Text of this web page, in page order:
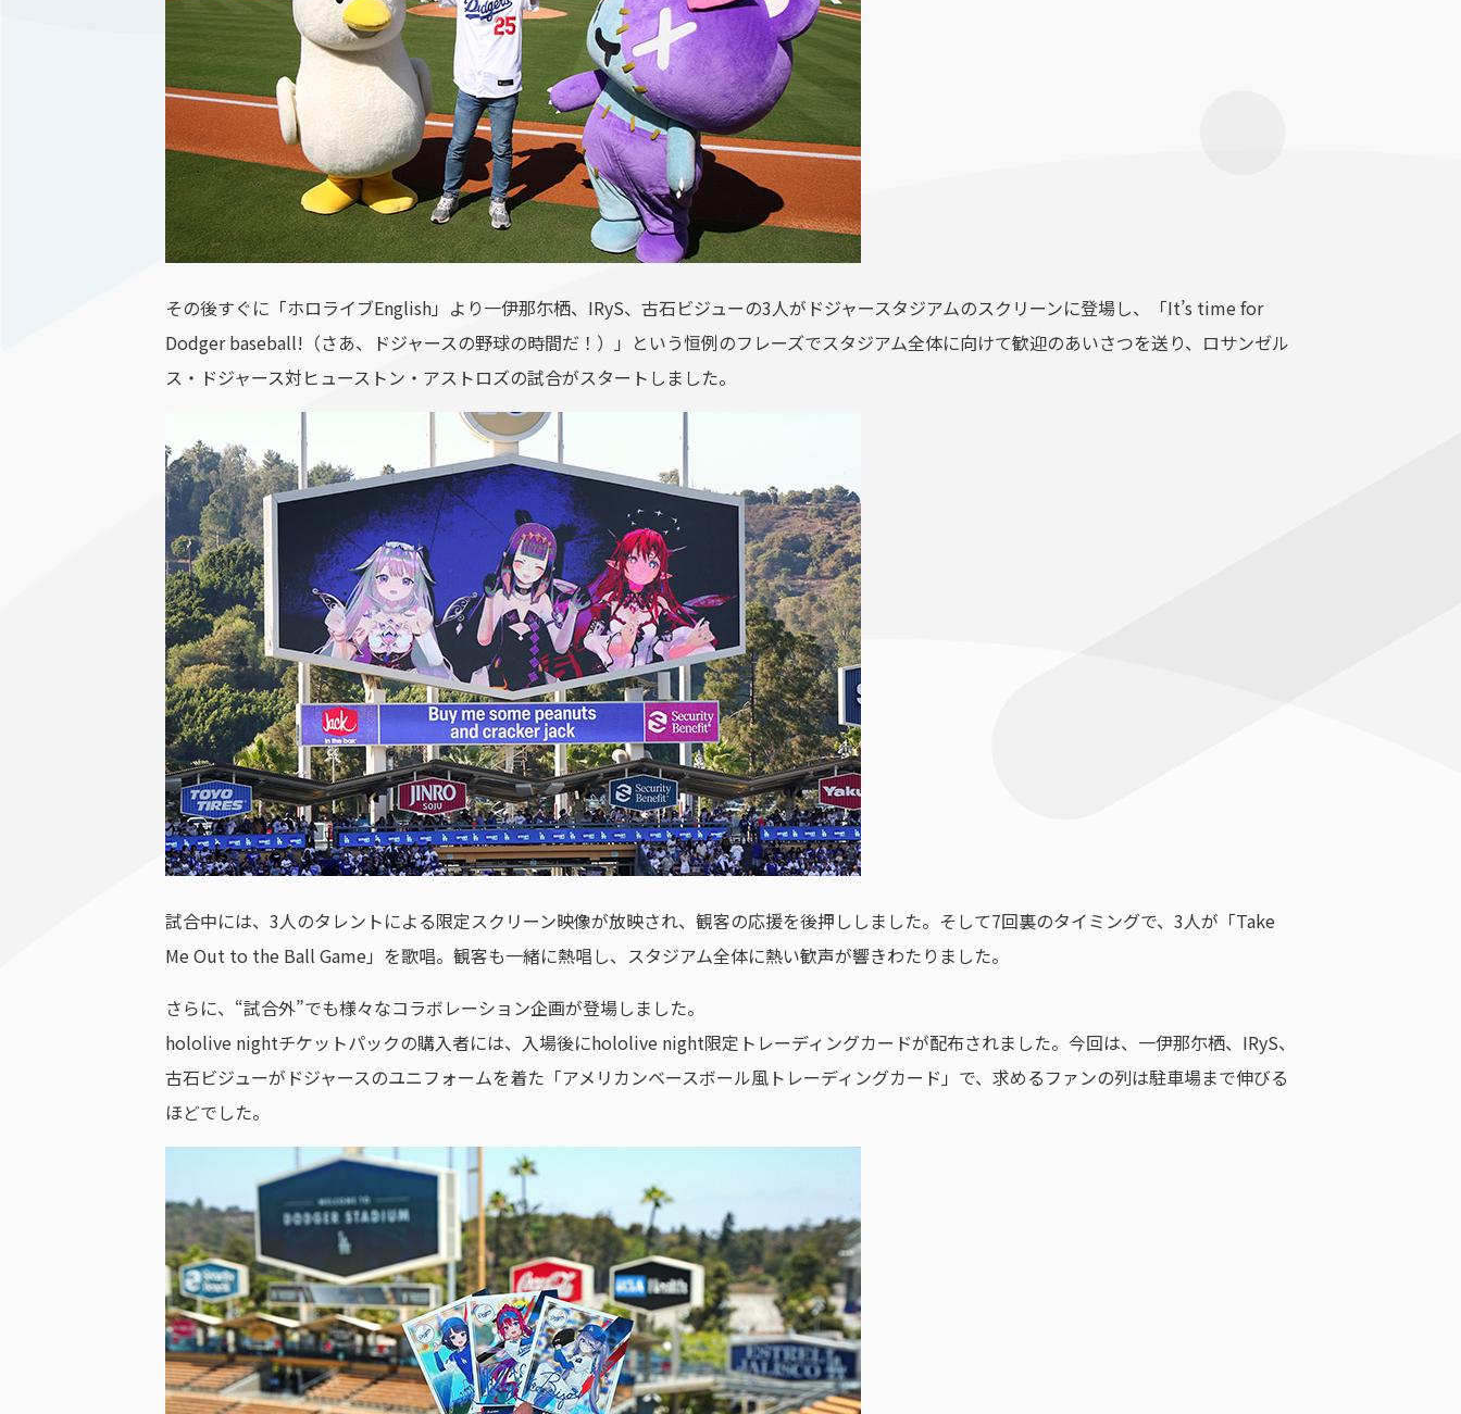
その後すぐに「ホロライブEnglish」より一伊那尓栖、IRyS、古石ビジューの3人がドジャースタジアムのスクリーンに登場し、「It’s time for
Dodger baseball!（さあ、ドジャースの野球の時間だ！）」という恒例のフレーズでスタジアム全体に向けて歓迎のあいさつを送り、ロサンゼル
ス・ドジャース対ヒューストン・アストロズの試合がスタートしました。
試合中には、3人のタレントによる限定スクリーン映像が放映され、観客の応援を後押ししました。そして7回裏のタイミングで、3人が「Take
Me Out to the Ball Game」を歌唱。観客も一緒に熱唱し、スタジアム全体に熱い歓声が響きわたりました。
さらに、“試合外”でも様々なコラボレーション企画が登場しました。
hololive nightチケットパックの購入者には、入場後にhololive night限定トレーディングカードが配布されました。今回は、一伊那尓栖、IRyS、
古石ビジューがドジャースのユニフォームを着た「アメリカンベースボール風トレーディングカード」で、求めるファンの列は駐車場まで伸びる
ほどでした。